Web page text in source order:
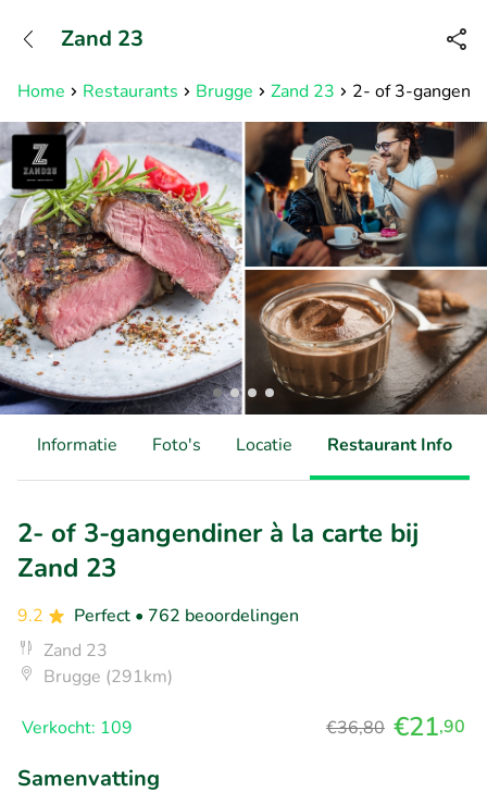
Bereikbaar tot 23:00 uur
Home Restaurants Brugge Zand 23 2- of 3-
Zand 23
Informatie Foto's Locatie Restaurant Info
2- of 3-gangendiner à la carte bij
Zand 23
9.2 Perfect • 762 beoordelingen
Zand 23
Brugge (291km)
Verkocht: 109 €36,80 €21,90
Samenvatting